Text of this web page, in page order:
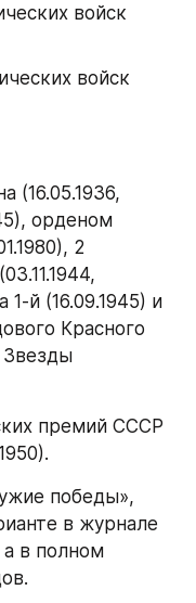
войск
войск
(16.05.1936,
орденом
2
1-й (16.09.1945) и
Красного
Звезды
премий СССР
победы»,
в журнале
а в полном